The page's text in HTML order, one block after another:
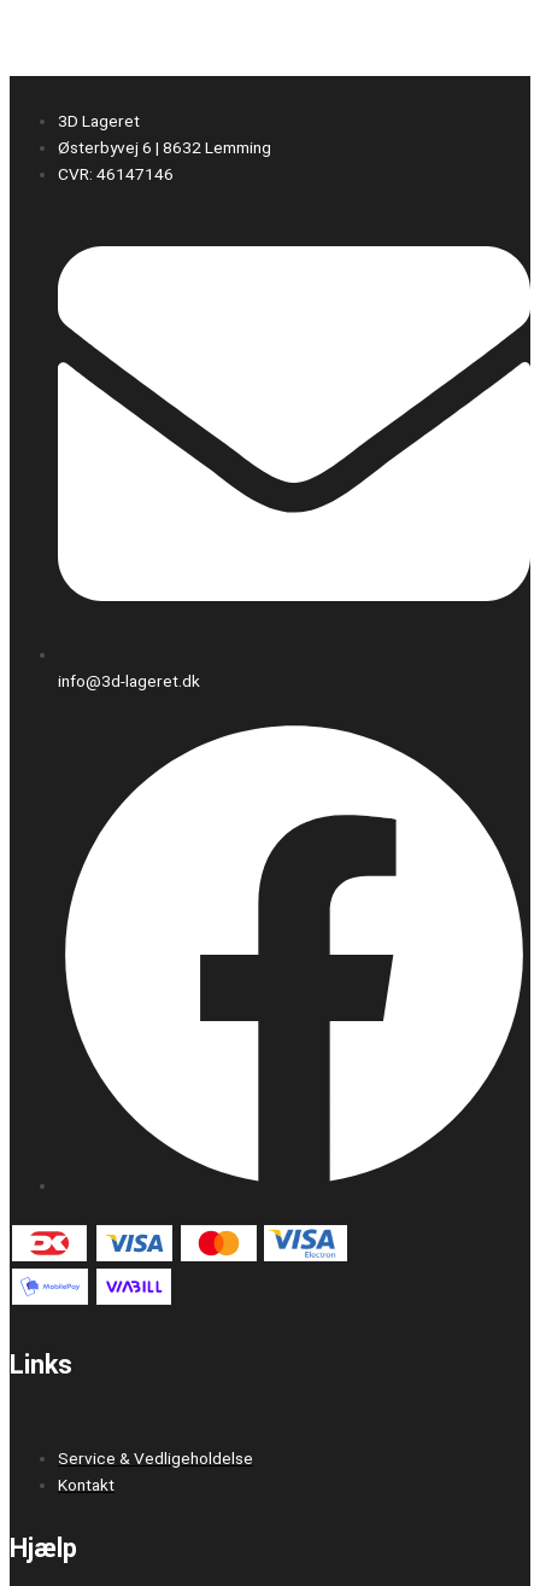
3D Lageret
Østerbyvej 6 | 8632 Lemming
CVR: 46147146
info@3d-lageret.dk
Links
Service & Vedligeholdelse
Kontakt
Hjælp